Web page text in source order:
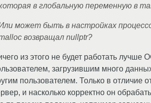
в глобальную переменную в
может быть в настройках
возвращал nullptr?
из этого не будет работать
загрузившим много
пользователем. Только в отличие
и насколько корректно он